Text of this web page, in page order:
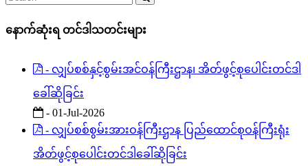
နောက်ဆုံးရ တင်ဒါသတင်းများ
- လျှပ်စစ်နှင့်စွမ်းအင်ဝန်ကြီးဌာန၊ အိတ်ဖွင့်စုပေါင်းတင်ဒါ
ခေါ်ဆိုခြင်း
- 01-Jul-2026
- လျှပ်စစ်စွမ်းအားဝန်ကြီးဌာန ပြည်ထောင်စုဝန်ကြီးရုံး
အိတ်ဖွင့်စုပေါင်းတင်ဒါခေါ်ဆိုခြင်း